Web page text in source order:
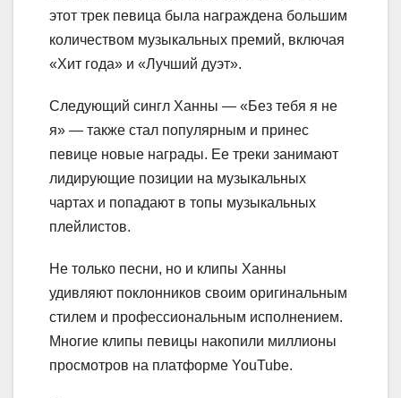
этот трек певица была награждена большим
количеством музыкальных премий, включая
«Хит года» и «Лучший дуэт».
Следующий сингл Ханны — «Без тебя я не
я» — также стал популярным и принес
певице новые награды. Ее треки занимают
лидирующие позиции на музыкальных
чартах и попадают в топы музыкальных
плейлистов.
Не только песни, но и клипы Ханны
удивляют поклонников своим оригинальным
стилем и профессиональным исполнением.
Многие клипы певицы накопили миллионы
просмотров на платформе YouTube.